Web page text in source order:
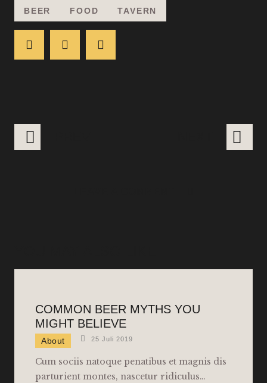
BEER FOOD TAVERN
COMMON BEER MYTHS YOU
MIGHT BELIEVE
About 25 Juli 2019
Cum sociis natoque penatibus et magnis dis
parturient montes, nascetur ridiculus…